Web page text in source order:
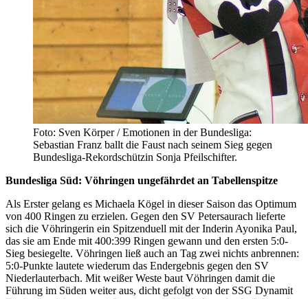
Foto: Sven Körper / Emotionen in der Bundesliga:
Sebastian Franz ballt die Faust nach seinem Sieg gegen
Bundesliga-Rekordschützin Sonja Pfeilschifter.
Bundesliga Süd: Vöhringen ungefährdet an Tabellenspitze
Als Erster gelang es Michaela Kögel in dieser Saison das Optimum
von 400 Ringen zu erzielen. Gegen den SV Petersaurach lieferte
sich die Vöhringerin ein Spitzenduell mit der Inderin Ayonika Paul,
das sie am Ende mit 400:399 Ringen gewann und den ersten 5:0-
Sieg besiegelte. Vöhringen ließ auch an Tag zwei nichts anbrennen:
5:0-Punkte lautete wiederum das Endergebnis gegen den SV
Niederlauterbach. Mit weißer Weste baut Vöhringen damit die
Führung im Süden weiter aus, dicht gefolgt von der SSG Dynamit